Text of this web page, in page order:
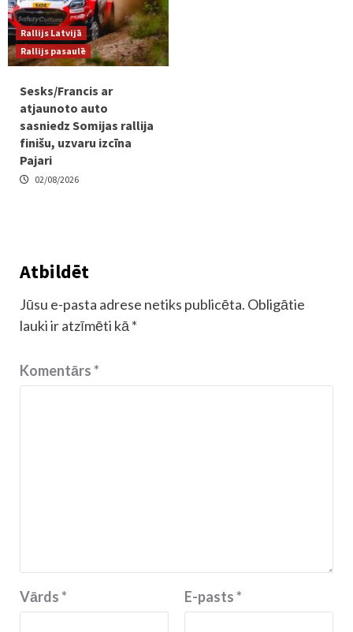
Rallijs Latvijā
Rallijs pasaulē
Sesks/Francis ar
atjaunoto auto
sasniedz Somijas rallija
finišu, uzvaru izcīna
Pajari
02/08/2026
Atbildēt
Jūsu e-pasta adrese netiks publicēta. Obligātie
lauki ir atzīmēti kā *
Komentārs*
Vārds* E-pasts*